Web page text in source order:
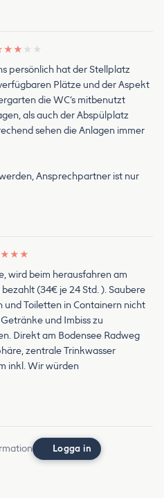
★ ★ ★ ★
persönlich hat der Stellplatz
Plätze und der Aspekt
die WC‘s mitbenutzt
als auch der Abspülplatz
sehen die Anlagen immer
Ansprechpartner ist nur
★ ★ ★
wird beim herausfahren am
(34€ je 24 Std. ). Saubere
und Toiletten in Containern nicht
und Imbiss zu
Direkt am Bodensee Radweg
zentrale Trinkwasser
inkl. Wir würden
Logga in